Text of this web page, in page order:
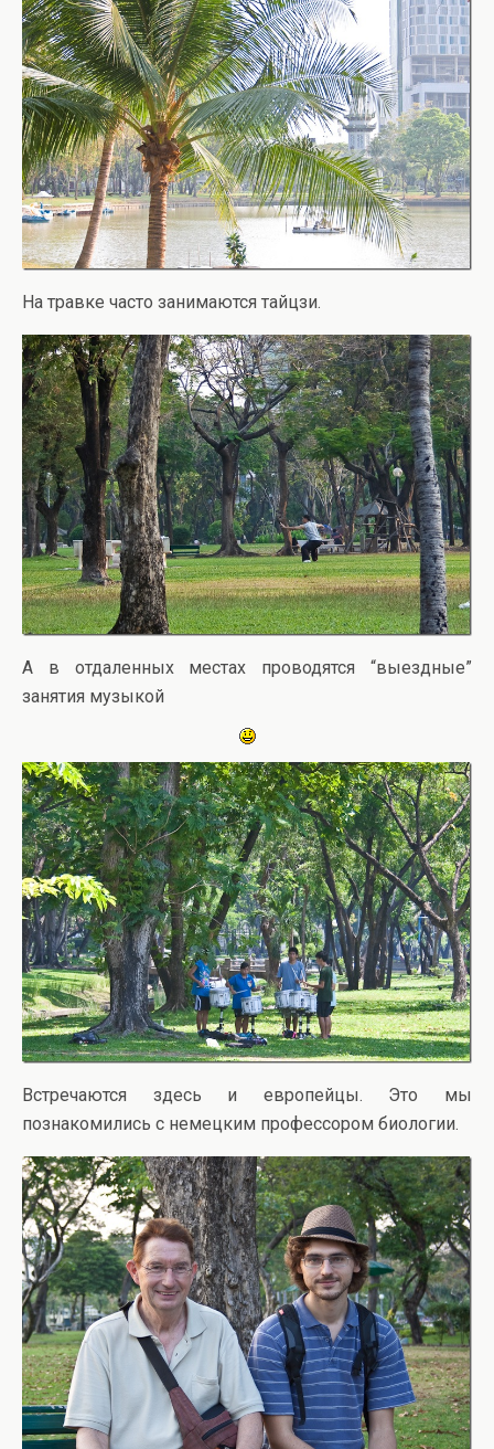
На травке часто занимаются тайцзи.
А в отдаленных местах проводятся “выездные”
занятия музыкой
Встречаются здесь и европейцы. Это мы
познакомились с немецким профессором биологии.